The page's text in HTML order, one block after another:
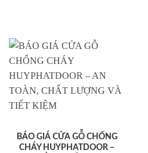
BÁO GIÁ CỬA GỖ CHỐNG
CHÁY HUYPHATDOOR –